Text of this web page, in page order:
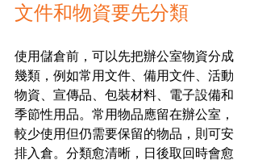
文件和物資要先分類
使用儲倉前，可以先把辦公室物資分成
幾類，例如常用文件、備用文件、活動
物資、宣傳品、包裝材料、電子設備和
季節性用品。常用物品應留在辦公室，
較少使用但仍需要保留的物品，則可安
排入倉。分類愈清晰，日後取回時會愈